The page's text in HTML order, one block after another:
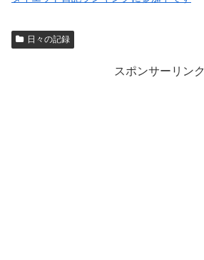
日々の記録
スポンサーリンク